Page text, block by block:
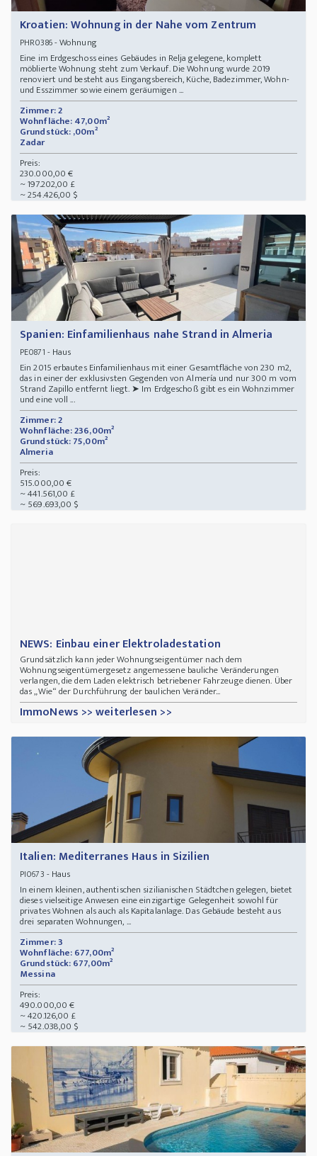
Kroatien: Wohnung in der Nahe vom Zentrum
PHR0386- Wohnung
Eine im Erdgeschoss eines Gebäudes in Relja gelegene, komplett
möblierte Wohnung steht zum Verkauf. Die Wohnung wurde 2019
renoviert und besteht aus Eingangsbereich, Küche, Badezimmer, Wohn-
und Esszimmer sowie einem geräumigen ...
Zimmer: 2
Wohnfläche: 47,00m²
Grundstück: ,00m²
Zadar
Preis:
230.000,00 €
~ 197.202,00 £
~ 254.426,00 $
Spanien: Einfamilienhaus nahe Strand in Almeria
PE0871 - Haus
Ein 2015 erbautes Einfamilienhaus mit einer Gesamtfläche von 230 m2,
das in einer der exklusivsten Gegenden von Almería und nur 300 m vom
Strand Zapillo entfernt liegt. ➤ Im Erdgeschoß gibt es ein Wohnzimmer
und eine voll ...
Zimmer: 2
Wohnfläche: 236,00m²
Grundstück: 75,00m²
Almeria
Preis:
515.000,00 €
~ 441.561,00 £
~ 569.693,00 $
NEWS: Einbau einer Elektroladestation
Grundsätzlich kann jeder Wohnungseigentümer nach dem
Wohnungseigentümergesetz angemessene bauliche Veränderungen
verlangen, die dem Laden elektrisch betriebener Fahrzeuge dienen. Über
das „Wie“ der Durchführung der baulichen Veränder...
ImmoNews >> weiterlesen >>
Italien: Mediterranes Haus in Sizilien
PI0673 - Haus
In einem kleinen, authentischen sizilianischen Städtchen gelegen, bietet
dieses vielseitige Anwesen eine einzigartige Gelegenheit sowohl für
privates Wohnen als auch als Kapitalanlage. Das Gebäude besteht aus
drei separaten Wohnungen, ...
Zimmer: 3
Wohnfläche: 677,00m²
Grundstück: 677,00m²
Messina
Preis:
490.000,00 €
~ 420.126,00 £
~ 542.038,00 $